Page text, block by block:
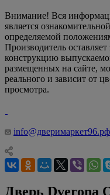
Внимание! Вся
является
определяемой
Производитель
конструкцию
размещенных на сайте,
реального и зависит от
просмотра.
info@дверимаркет96.рф
Дверь Dverona